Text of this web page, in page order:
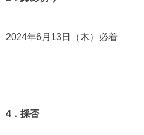
2024年6月13日（木）必着
4．採否